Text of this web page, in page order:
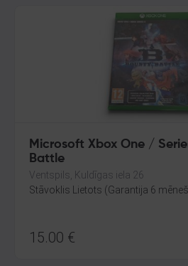
Microsoft Xbox One /
Battle
Ventspils, Kuldīgas iela 26
Stāvoklis Lietots (Garantija 6
15.00 €